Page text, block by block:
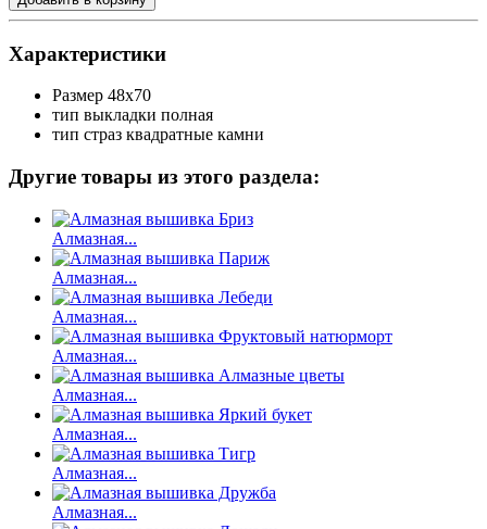
Характеристики
Размер 48х70
тип выкладки полная
тип страз квадратные камни
Другие товары из этого раздела:
Алмазная...
Алмазная...
Алмазная...
Алмазная...
Алмазная...
Алмазная...
Алмазная...
Алмазная...